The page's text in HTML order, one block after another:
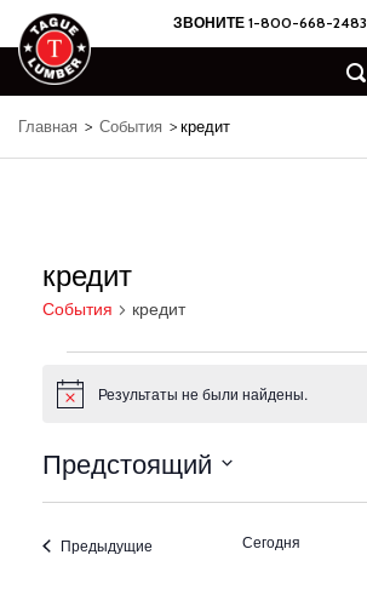
Skip
to
content
ЗВОНИТЕ 1-800-668-2483
Главная > События > кредит
кредит
События кредит
Notice Результаты не были найдены.
Предстоящий
Выберите
Предыдущиесобытия Сегодня